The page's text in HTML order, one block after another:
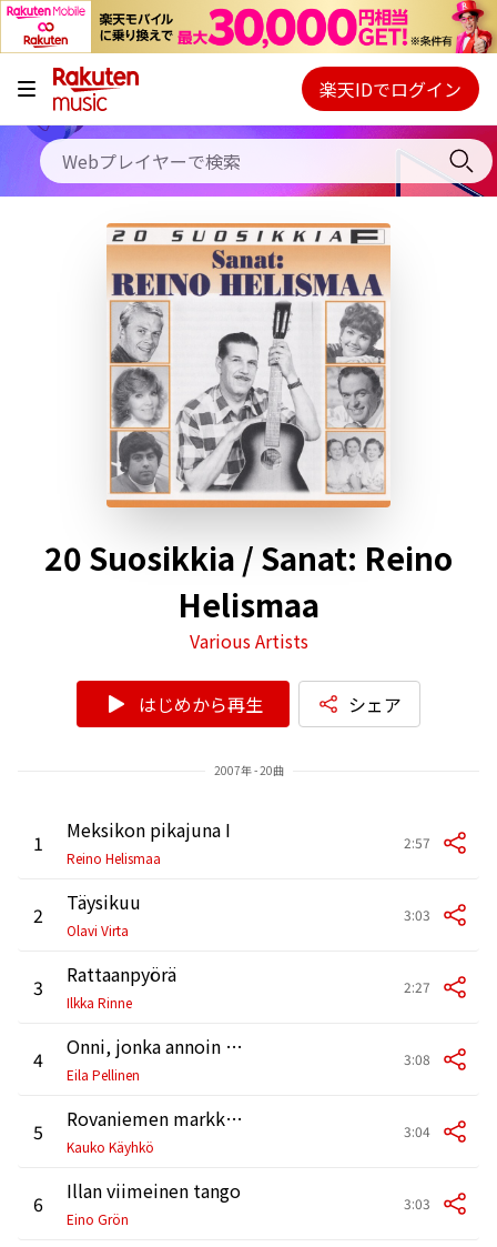
キャンペーン
料金プラン
使い方
初回30日間無料お試し
Webプレイヤー
ご契約内容の確認・変更
楽天IDでログイン
20 Suosikkia / Sanat: Reino
Helismaa
Various Artists
はじめから再生 シェア
2007年 - 20曲
1 Meksikon pikajuna I
Reino Helismaa
2:57
2 Täysikuu
Olavi Virta
3:03
3 Rattaanpyörä
Ilkka Rinne
2:27
4 Onni, jonka annoin pois
Eila Pellinen
3:08
5 Rovaniemen markkinoilla
Kauko Käyhkö
3:04
6 Illan viimeinen tango
Eino Grön
3:03